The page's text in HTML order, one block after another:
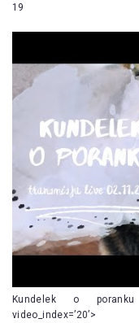
19
Kundelek o poranku
video_index=’20’>